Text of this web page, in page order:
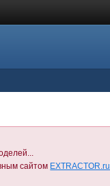
сайтом EXTRACTOR.ru